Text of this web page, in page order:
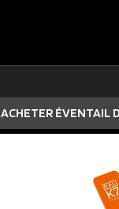
ACHETER ÉVENTAIL